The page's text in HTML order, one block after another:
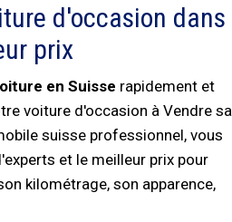
d'occasion dans
prix
en Suisse rapidement et
voiture d'occasion à Vendre sa
suisse professionnel, vous
et le meilleur prix pour
kilométrage, son apparence,